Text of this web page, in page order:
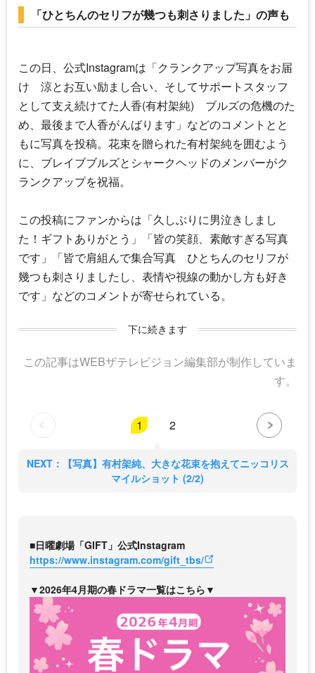
「ひとちんのセリフが幾つも刺さりました」の声も
この日、公式Instagramは「クランクアップ写真をお届
け 涼とお互い励まし合い、そしてサポートスタッフ
として支え続けてた人香(有村架純) ブルズの危機のた
め、最後まで人香がんばります」などのコメントとと
もに写真を投稿。花束を贈られた有村架純を囲むよう
に、ブレイブブルズとシャークヘッドのメンバーがク
ランクアップを祝福。
この投稿にファンからは「久しぶりに男泣きしまし
た！ギフトありがとう」「皆の笑顔、素敵すぎる写真
です」「皆で肩組んで集合写真 ひとちんのセリフが
幾つも刺さりましたし、表情や視線の動かし方も好き
です」などのコメントが寄せられている。
下に続きます
この記事はWEBザテレビジョン編集部が制作していま
す。
1 2
NEXT：【写真】有村架純、大きな花束を抱えてニッコリス
マイルショット (2/2)
■日曜劇場「GIFT」公式Instagram
https://www.instagram.com/gift_tbs/
▼2026年4月期の春ドラマ一覧はこちら▼